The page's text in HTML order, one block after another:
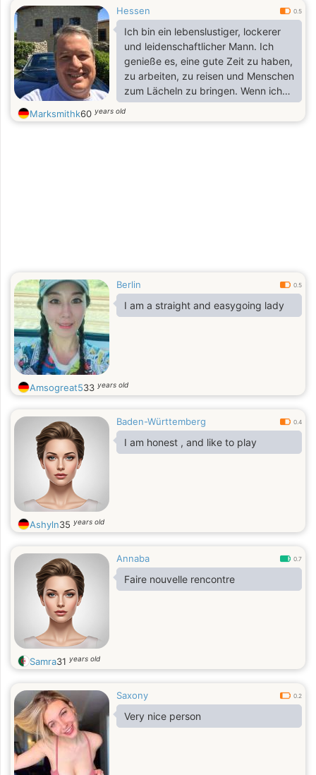
et généreux reux honnête et sincère
est sérieux
Hessen 0.5
Ich bin ein lebenslustiger, lockerer
und leidenschaftlicher Mann. Ich
genieße es, eine gute Zeit zu haben,
zu arbeiten, zu reisen und Menschen
zum Lächeln zu bringen. Wenn ich
freie Momente habe, ist Lesen eine
meiner Lieblingsbeschäftigungen.
Marksmithk60 years old
Berlin 0.5
I am a straight and easygoing lady
Amsogreat533 years old
Baden-Württemberg 0.4
I am honest , and like to play
Ashyln35 years old
Annaba 0.7
Faire nouvelle rencontre
Samra31 years old
Saxony 0.2
Very nice person